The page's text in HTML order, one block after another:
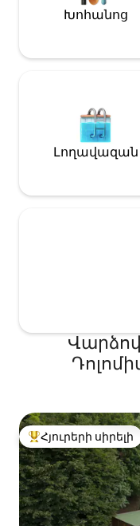
Խոհանոց
Լողավազան
Հյուրերի սիրելի
Հյուրերի սիրելի